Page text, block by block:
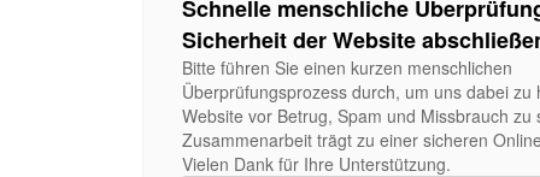
Schnelle menschliche
Sicherheit der Website
Bitte führen Sie einen kurzen menschlichen
Überprüfungsprozess durch, um uns dabei zu
Website vor Betrug, Spam und Missbrauch zu
Zusammenarbeit trägt zu einer sicheren
Vielen Dank für Ihre Unterstützung.